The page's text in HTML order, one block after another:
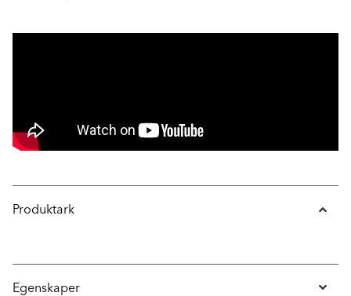
Produktark
Egenskaper